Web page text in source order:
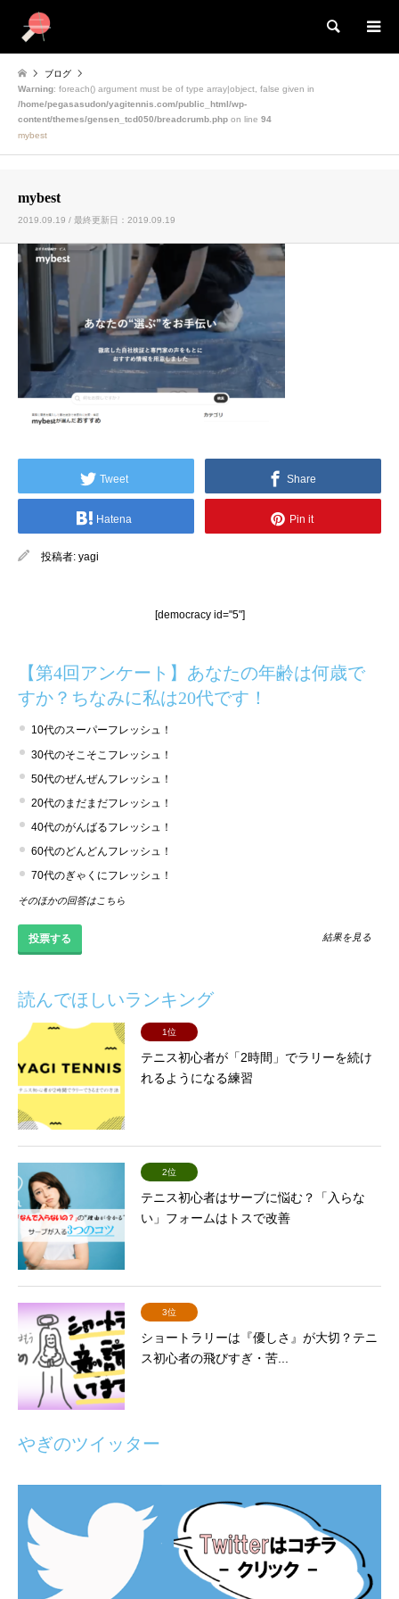
検索
ブログ
Warning: foreach() argument must be of type array|object, false given in
/home/pegasasudon/yagitennis.com/public_html/wp-
content/themes/gensen_tcd050/breadcrumb.php on line 94
mybest
mybest
2019.09.19 / 最終更新日：2019.09.19
Tweet Share
Hatena Pin it
投稿者: yagi
[democracy id="5"]
【第4回アンケート】あなたの年齢は何歳で
すか？ちなみに私は20代です！
10代のスーパーフレッシュ！
30代のそこそこフレッシュ！
50代のぜんぜんフレッシュ！
20代のまだまだフレッシュ！
40代のがんばるフレッシュ！
60代のどんどんフレッシュ！
70代のぎゃくにフレッシュ！
そのほかの回答はこちら
結果を見る
読んでほしいランキング
1位
テニス初心者が「2時間」でラリーを続け
れるようになる練習
2位
テニス初心者はサーブに悩む？「入らな
い」フォームはトスで改善
3位
ショートラリーは『優しさ』が大切？テニ
ス初心者の飛びすぎ・苦...
やぎのツイッター